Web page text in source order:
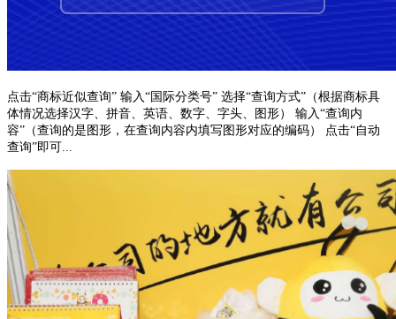
点击“商标近似查询” 输入“国际分类号” 选择“查询方式”（根据商标具
体情况选择汉字、拼音、英语、数字、字头、图形） 输入“查询内
容”（查询的是图形，在查询内容内填写图形对应的编码） 点击“自动
查询”即可...